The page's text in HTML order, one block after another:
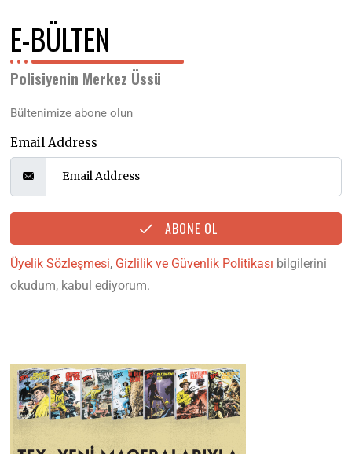
E-BÜLTEN
Polisiyenin Merkez Üssü
Bültenimize abone olun
Email Address
ABONE OL
Üyelik Sözleşmesi, Gizlilik ve Güvenlik Politikası bilgilerini
okudum, kabul ediyorum.